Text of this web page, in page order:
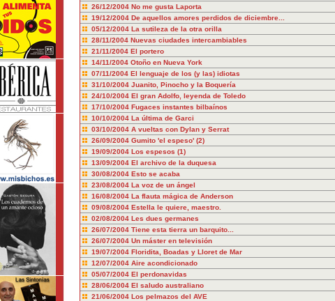
26/12/2004 No me gusta Laporta
19/12/2004 De aquellos amores perdidos de diciembre...
05/12/2004 La sutileza de la otra orilla
28/11/2004 Nuevas ciudades intercambiables
21/11/2004 El portero
14/11/2004 Otoño en Nueva York
07/11/2004 El lenguaje de los (y las) idiotas
31/10/2004 Juanito, Pinocho y la Boquería
24/10/2004 El gran Adolfo, leyenda de Toledo
17/10/2004 Fugaces instantes bilbaínos
10/10/2004 La última de Garci
03/10/2004 A vueltas con Dylan y Serrat
26/09/2004 Gumito 'el espeso' (2)
19/09/2004 Los espesos (1)
13/09/2004 El archivo de la duquesa
30/08/2004 Esto se acaba
23/08/2004 La voz de un ángel
16/08/2004 La flauta mágica de Anderson
09/08/2004 Estella le quiere, maestro.
02/08/2004 Les dues germanes
26/07/2004 Tiene esta tierra un barquito...
26/07/2004 Un máster en televisión
19/07/2004 Floridita, Boadas y Lloret de Mar
12/07/2004 Aire acondicionado
05/07/2004 El perdonavidas
28/06/2004 El saludo australiano
21/06/2004 Los pelmazos del AVE